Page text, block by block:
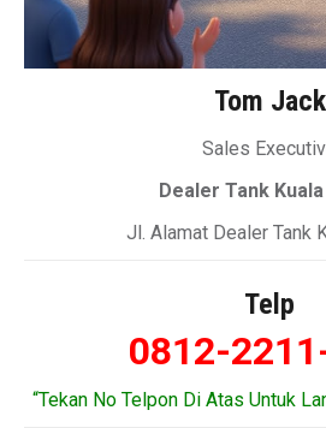
Tom Jack
Sales
Dealer Tank
Jl. Alamat Dealer Tank
Telp
0812-
“Tekan No Telpon Di Atas Untuk